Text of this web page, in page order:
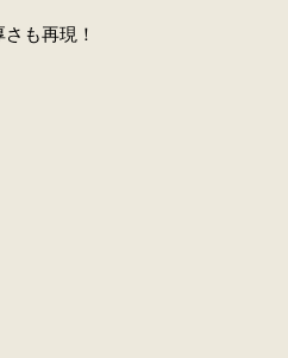
も再現！